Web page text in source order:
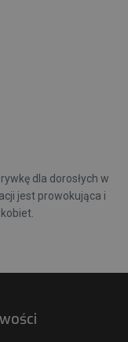
dla dorosłych w
jest prowokująca i